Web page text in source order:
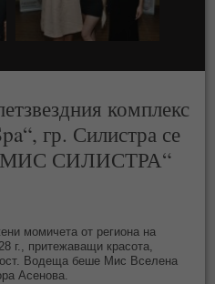
комплекс
гр. Силистра се
„МИС СИЛИСТРА“
момичета от региона на
г., притежаващи красота,
Водеща беше Мис Вселена
Асенова.